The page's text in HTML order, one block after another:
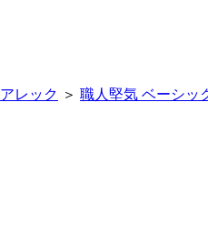
レック ＞ 職人堅気 ベーシッ